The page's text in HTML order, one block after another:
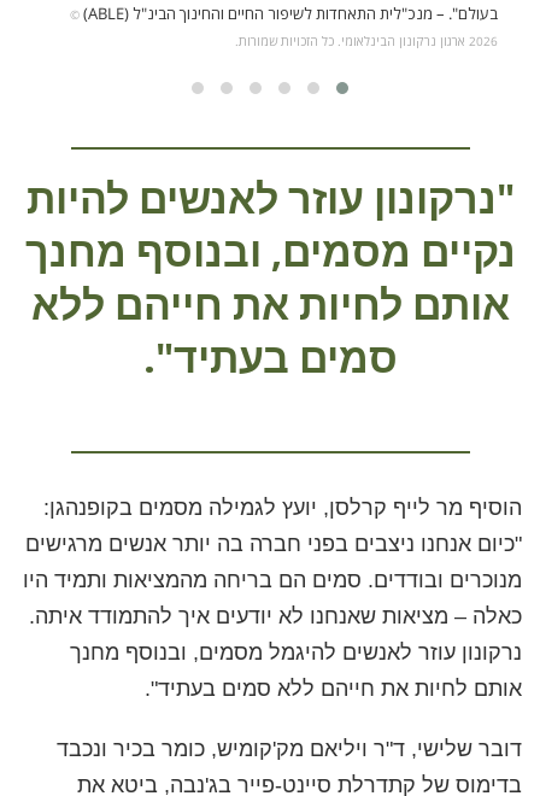
בעולם". – מנכ"לית התאחדות לשיפור החיים והחינוך הבינ"ל (ABLE)‏
©
2026 ארגון נרקונון הבינלאומי. כל הזכויות שמורות.
"נרקונון עוזר לאנשים להיות
נקיים מסמים, ובנוסף מחנך
אותם לחיות את חייהם ללא
סמים בעתיד".
הוסיף מר לייף קרלסן, יועץ לגמילה מסמים בקופנהגן:
"כיום אנחנו ניצבים בפני חברה בה יותר אנשים מרגישים
מנוכרים ובודדים. סמים הם בריחה מהמציאות ותמיד היו
כאלה – מציאות שאנחנו לא יודעים איך להתמודד איתה.
נרקונון עוזר לאנשים להיגמל מסמים, ובנוסף מחנך
אותם לחיות את חייהם ללא סמים בעתיד".
דובר שלישי, ד"ר ויליאם מק'קומיש, כומר בכיר ונכבד
בדימוס של קתדרלת סיינט-פייר בג'נבה, ביטא את